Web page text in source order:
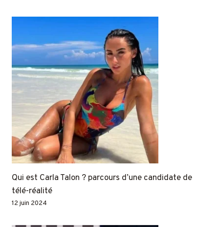
Qui est Carla Talon ? parcours d’une candidate de
télé-réalité
12 juin 2024